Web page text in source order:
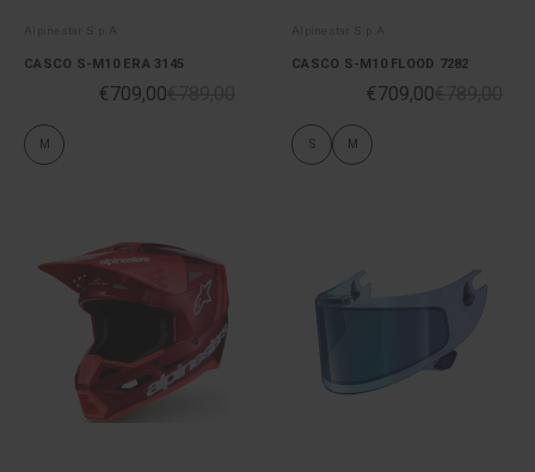
CASCO S-M10 ERA 3145
€709,00
M
CASCO S-M10 FLOOD 7282
€709,00
S M